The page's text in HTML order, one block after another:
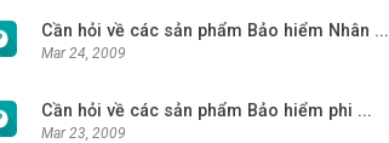
Cần hỏi về các sản phẩm Bảo hiểm Nhân ...
Mar 24, 2009
Cần hỏi về các sản phẩm Bảo hiểm phi ...
Mar 23, 2009